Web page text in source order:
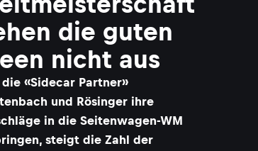
die guten
nicht aus
«Sidecar Partner»
und Rösinger ihre
in die Seitenwagen-WM
steigt die Zahl der